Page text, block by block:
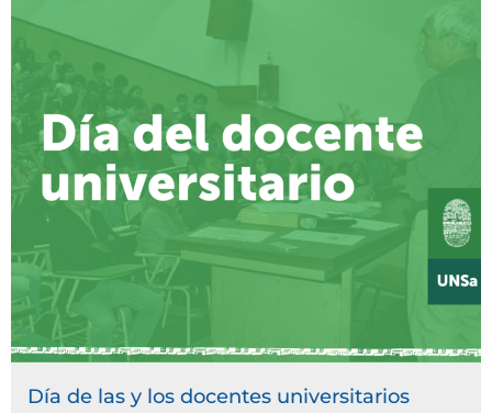
Día de las y los docentes universitarios